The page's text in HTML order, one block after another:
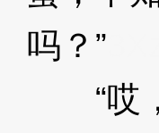
吗？”
“哎，